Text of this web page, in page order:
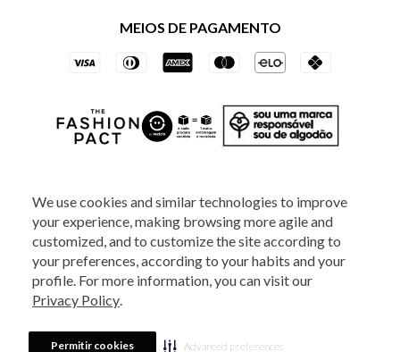
We use cookies and similar technologies to improve
your experience, making browsing more agile and
customized, and to customize the site according to
your preferences, according to your habits and your
profile. For more information, you can visit our
Privacy Policy.
Permitir cookies Advanced preferences
Trocas e Devoluções
Vai de Visa
Azul Fidelidade
MEIOS DE PAGAMENTO
2025 - Veste S.A Estilo. Todos os direitos reservados - A loja Estoque reserva-
se no direito de corrigir ou alterar informações como: preços, promoções e
880 5520.Horário de Atendimento:
Sábados das 8h às 14h, exceto feriados. Veste S.A Estilo. Rua Othão, 405, Vila